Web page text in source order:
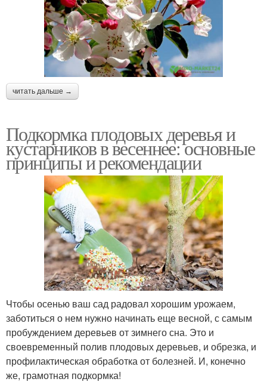
читать дальше →
Подкормка плодовых деревья и
кустарников в весеннее: основные
принципы и рекомендации
Чтобы осенью ваш сад радовал хорошим урожаем,
заботиться о нем нужно начинать еще весной, с самым
пробуждением деревьев от зимнего сна. Это и
своевременный полив плодовых деревьев, и обрезка, и
профилактическая обработка от болезней. И, конечно
же, грамотная подкормка!